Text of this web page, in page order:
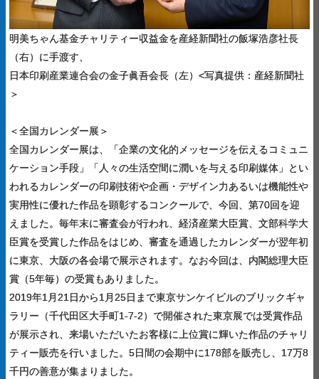
明美ちゃん基金チャリティー収益金を産経新聞社の飯塚浩彦社長
（右）に手渡す、
日本印刷産業連合会の金子眞吾会長（左）<写真提供：産経新聞社
＞
＜全国カレンダー展＞
全国カレンダー展は、「企業の文化的メッセージを伝えるコミュニ
ケーション手段」「人々の生活空間に潤いを与える印刷媒体」とい
われるカレンダーの印刷技術や企画・デザイン力あるいは機能性や
実用性に優れた作品を顕彰するコンクールで、今回、第70回を迎
えました。毎年末に審査会が行われ、経済産業大臣賞、文部科学大
臣賞を受賞した作品をはじめ、審査を通過したカレンダーが翌年初
に東京、大阪の各会場で展示されます。なお今回は、内閣総理大臣
賞（5年毎）の受賞もありました。
2019年1月21日から1月25日まで東京サンケイビルのブリックギャ
ラリー（千代田区大手町1-7-2）で開催された東京展では受賞作品
が展示され、来場いただいたお客様に上位賞に輝いた作品のチャリ
ティー販売を行いました。5日間の会期中に178部を販売し、17万8
千円の善意が集まりました。